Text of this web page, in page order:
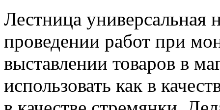
Лестница универсальная
проведении работ при
выставлении товаров в
использовать как в